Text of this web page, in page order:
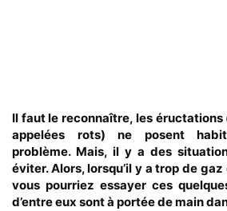
Il faut le reconnaître, les
appelées rots) ne posent
problème. Mais, il y a des
éviter. Alors, lorsqu’il y a trop de
vous pourriez essayer ces
d’entre eux sont à portée de main